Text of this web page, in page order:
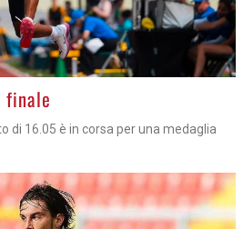
di 16.05 è in corsa per una medaglia